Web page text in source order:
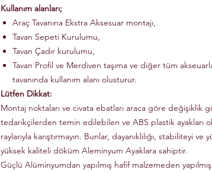
Kullanım alanları;
Araç Tavanına Ekstra Aksesuar montajı,
Tavan Sepeti Kurulumu,
Tavan Çadır kurulumu,
Tavan Profil ve Merdiven taşıma ve diğer tüm
tavanında kullanım alanı olusturur.
Lütfen Dikkat:
Montaj noktaları ve civata ebatları araca göre değişiklik
tedarikçilerden temin edilebilen ve ABS plastik ayakları
raylarıyla karıştırmayın. Bunlar, dayanıklılığı, stabiliteyi ve
yüksek kaliteli döküm Aleminyum Ayaklara sahiptir.
Güçlü Alüminyumdan yapılmış hafif malzemeden